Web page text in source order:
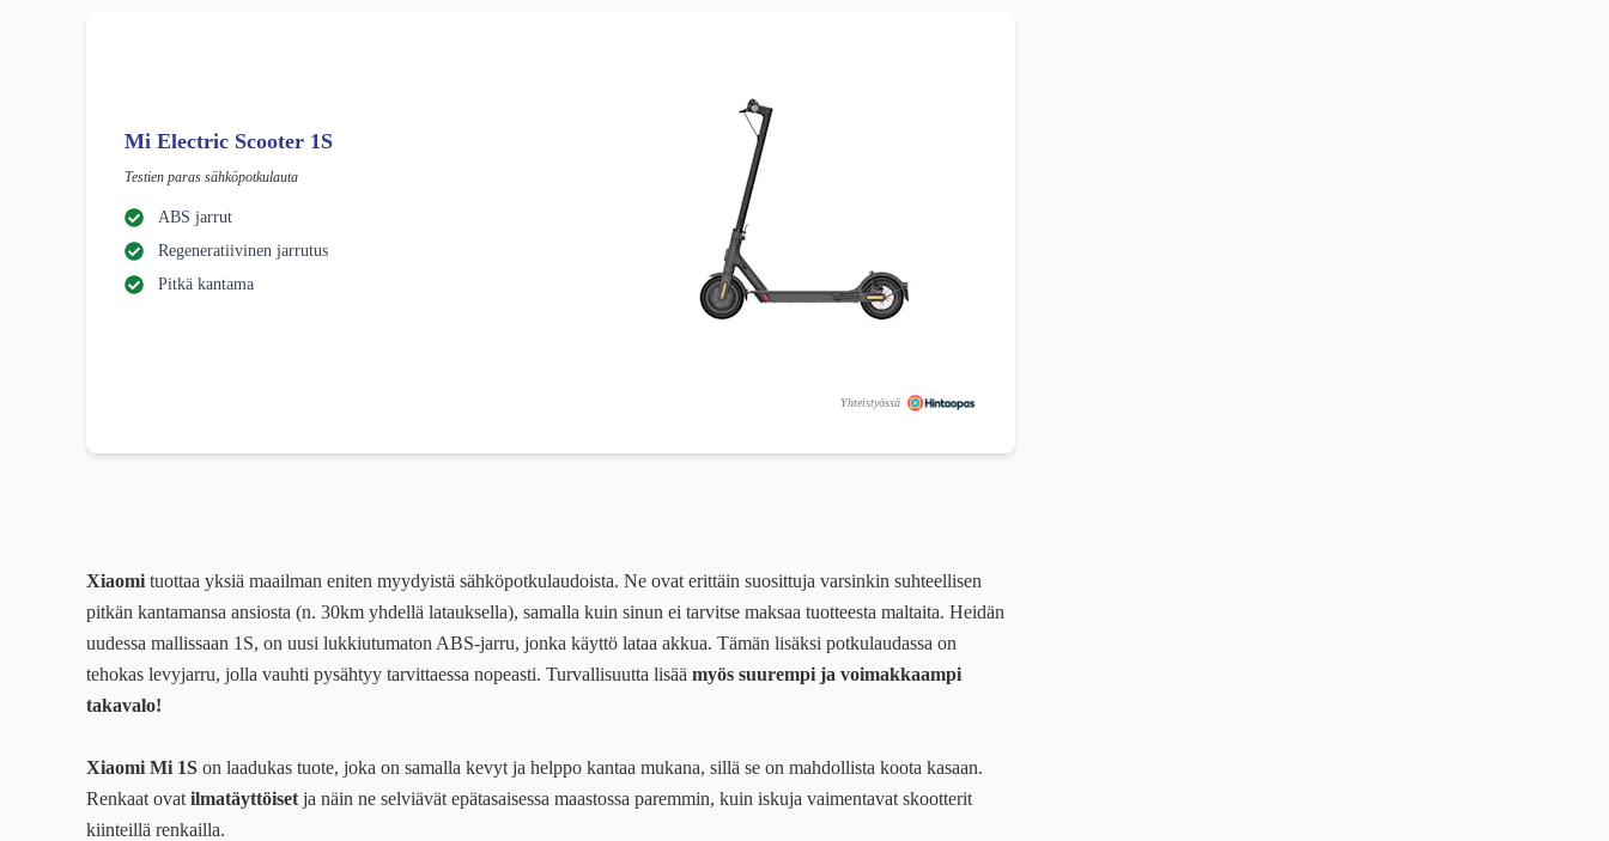
Mi Electric Scooter 1S
Testien paras sähköpotkulauta
ABS jarrut
Regeneratiivinen jarrutus
Pitkä kantama
Yhteistyössä
Xiaomi tuottaa yksiä maailman eniten myydyistä sähköpotkulaudoista. Ne ovat erittäin suosittuja varsinkin suhteellisen
pitkän kantamansa ansiosta (n. 30km yhdellä latauksella), samalla kuin sinun ei tarvitse maksaa tuotteesta maltaita. Heidän
uudessa mallissaan 1S, on uusi lukkiutumaton ABS-jarru, jonka käyttö lataa akkua. Tämän lisäksi potkulaudassa on
tehokas levyjarru, jolla vauhti pysähtyy tarvittaessa nopeasti. Turvallisuutta lisää myös suurempi ja voimakkaampi
takavalo!
Xiaomi Mi 1S on laadukas tuote, joka on samalla kevyt ja helppo kantaa mukana, sillä se on mahdollista koota kasaan.
Renkaat ovat ilmatäyttöiset ja näin ne selviävät epätasaisessa maastossa paremmin, kuin iskuja vaimentavat skootterit
kiinteillä renkailla.